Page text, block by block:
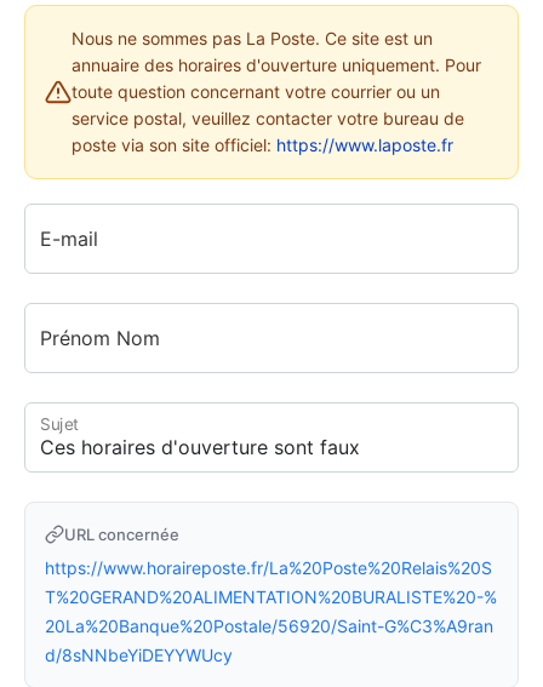
Nous ne sommes pas La Poste. Ce site est un
annuaire des horaires d'ouverture uniquement. Pour
toute question concernant votre courrier ou un
service postal, veuillez contacter votre bureau de
poste via son site officiel: https://www.laposte.fr
E-mail
Prénom Nom
Sujet
URL concernée
https://www.horaireposte.fr/La%20Poste%20Relais%20S
T%20GERAND%20ALIMENTATION%20BURALISTE%20-%
20La%20Banque%20Postale/56920/Saint-G%C3%A9ran
d/8sNNbeYiDEYYWUcy